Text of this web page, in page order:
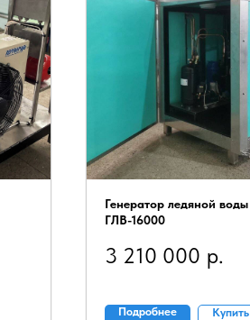
Генератор ледяной воды
ГЛВ-16000
3 210 000 р.
Подробнее Купить